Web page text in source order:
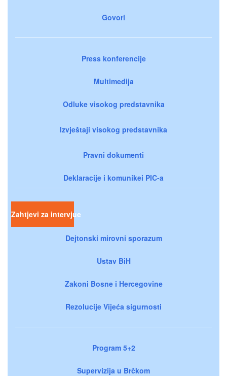
Govori
Press konferencije
Multimedija
Odluke visokog predstavnika
Izvještaji visokog predstavnika
Pravni dokumenti
Deklaracije i komunikei PIC-a
Zahtjevi za intervjue
Dejtonski mirovni sporazum
Ustav BiH
Zakoni Bosne i Hercegovine
Rezolucije Vijeća sigurnosti
Program 5+2
Supervizija u Brčkom